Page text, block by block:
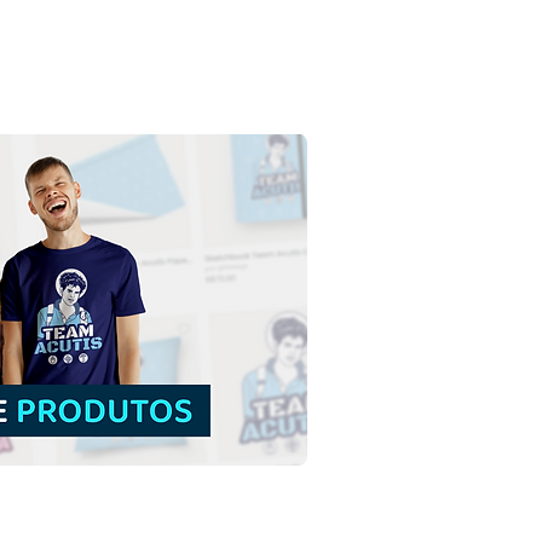
Teresa Benedita da
Edith Stein | Download
Ilustração Colorida
em PNG